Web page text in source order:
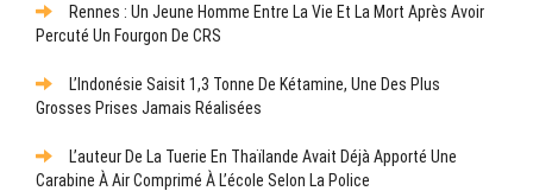
Rennes : Un Jeune Homme Entre La Vie Et La Mort Après Avoir
Percuté Un Fourgon De CRS
L’Indonésie Saisit 1,3 Tonne De Kétamine, Une Des Plus
Grosses Prises Jamais Réalisées
L’auteur De La Tuerie En Thaïlande Avait Déjà Apporté Une
Carabine À Air Comprimé À L’école Selon La Police